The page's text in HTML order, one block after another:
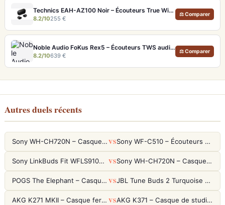
Technics EAH-AZ100 Noir – Écouteurs True Wireless audiophiles avec drivers MFD et autonomie 29h
8.2/10255 €
⚖ Comparer
Noble Audio FoKus Rex5 – Écouteurs TWS audiophiles tribrides
8.2/10639 €
⚖ Comparer
Autres duels récents
Sony WH-CH720N – Casque ANC 35h, Ultra-léger (192g) avec Processeur V1 VS Sony WF-C510 – Écouteurs True Wireless compacts, autonomie 22h et multipoint
Sony LinkBuds Fit WFLS910NW Blanc – Écouteurs Sport Ailes ANC VS Sony WH-CH720N – Casque ANC 35h, Ultra-léger (192g) avec Processeur V1
POGS The Elephant – Casque Filaire Enfants 85dB POGS-Safe™ (Éco-Responsable) VS JBL Tune Buds 2 Turquoise – Écouteurs True Wireless avec ANC et autonomie 48h
AKG K271 MKII – Casque fermé studio fiable pour une écoute neutre VS AKG K371 – Casque de studio fermé 50mm titane, réponse 5Hz-50kHz